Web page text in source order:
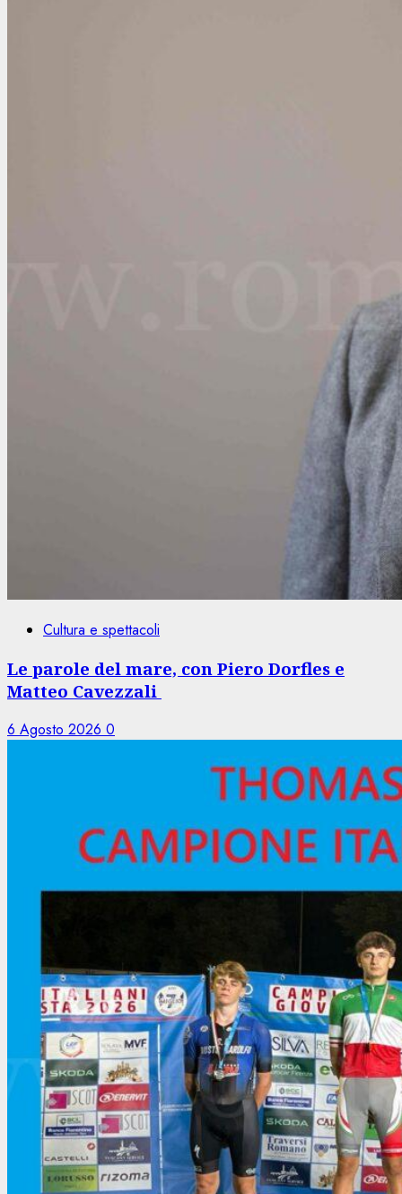
Cultura e spettacoli
Le parole del mare, con Piero Dorfles e
Matteo Cavezzali
6 Agosto 2026 0